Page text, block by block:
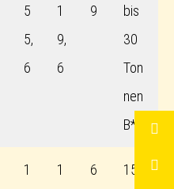
5
5,
6
1
9,
6
9
bis
30
Ton
nen
B*
1
1
6
15